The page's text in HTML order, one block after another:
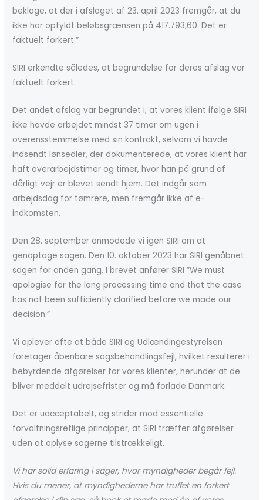
beklage, at der i afslaget af 23. april 2023 fremgår, at du
ikke har opfyldt beløbsgrænsen på 417.793,60. Det er
faktuelt forkert.”
SIRI erkendte således, at begrundelse for deres afslag var
faktuelt forkert.
Det andet afslag var begrundet i, at vores klient ifølge SIRI
ikke havde arbejdet mindst 37 timer om ugen i
overensstemmelse med sin kontrakt, selvom vi havde
indsendt lønsedler, der dokumenterede, at vores klient har
haft overarbejdstimer og timer, hvor han på grund af
dårligt vejr er blevet sendt hjem. Det indgår som
arbejdsdag for tømrere, men fremgår ikke af e-
indkomsten.
Den 28. september anmodede vi igen SIRI om at
genoptage sagen. Den 10. oktober 2023 har SIRI genåbnet
sagen for anden gang. I brevet anfører SIRI ”We must
apologise for the long processing time and that the case
has not been sufficiently clarified before we made our
decision.”
Vi oplever ofte at både SIRI og Udlændingestyrelsen
foretager åbenbare sagsbehandlingsfejl, hvilket resulterer i
bebyrdende afgørelser for vores klienter, herunder at de
bliver meddelt udrejsefrister og må forlade Danmark.
Det er uacceptabelt, og strider mod essentielle
forvaltningsretlige principper, at SIRI træffer afgørelser
uden at oplyse sagerne tilstrækkeligt.
Vi har solid erfaring i sager, hvor myndigheder begår fejl.
Hvis du mener, at myndighederne har truffet en forkert